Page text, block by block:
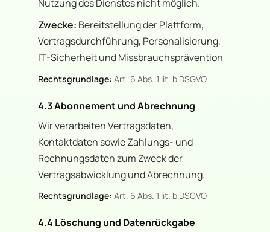
Nutzung des Dienstes nicht möglich.
Zwecke: Bereitstellung der Plattform,
Vertragsdurchführung, Personalisierung,
IT-Sicherheit und Missbrauchsprävention
Rechtsgrundlage: Art. 6 Abs. 1 lit. b DSGVO
4.3 Abonnement und Abrechnung
Wir verarbeiten Vertragsdaten,
Kontaktdaten sowie Zahlungs- und
Rechnungsdaten zum Zweck der
Vertragsabwicklung und Abrechnung.
Rechtsgrundlage: Art. 6 Abs. 1 lit. b DSGVO
4.4 Löschung und Datenrückgabe